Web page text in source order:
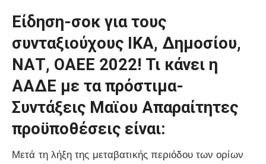
Είδηση-σοκ για τους
συνταξιούχους ΙΚΑ, Δημοσίου,
ΝΑΤ, ΟΑΕΕ 2022! Τι κάνει η
ΑΑΔΕ με τα πρόστιμα-
Συντάξεις Μαϊου Απαραίτητες
προϋποθέσεις είναι:
Μετά τη λήξη της μεταβατικής περιόδου των ορίων